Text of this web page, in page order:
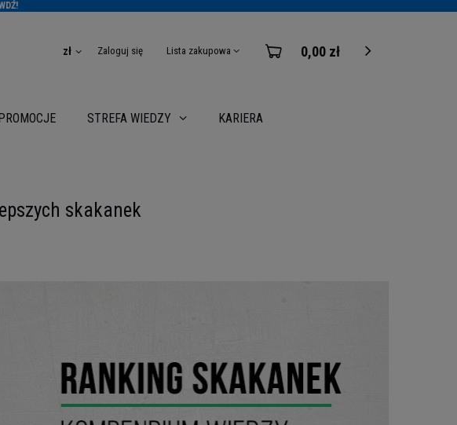
zł Zaloguj się Lista zakupowa 0,00 zł
STREFA WIEDZY KARIERA
skakanek